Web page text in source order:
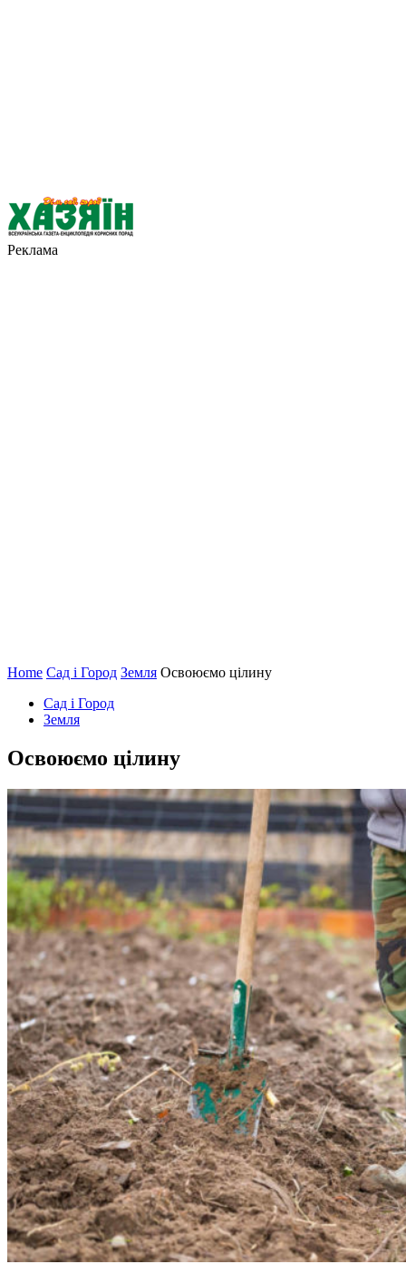
Реклама
Home Сад і Город Земля Освоюємо цілину
Сад і Город
Земля
Освоюємо цілину